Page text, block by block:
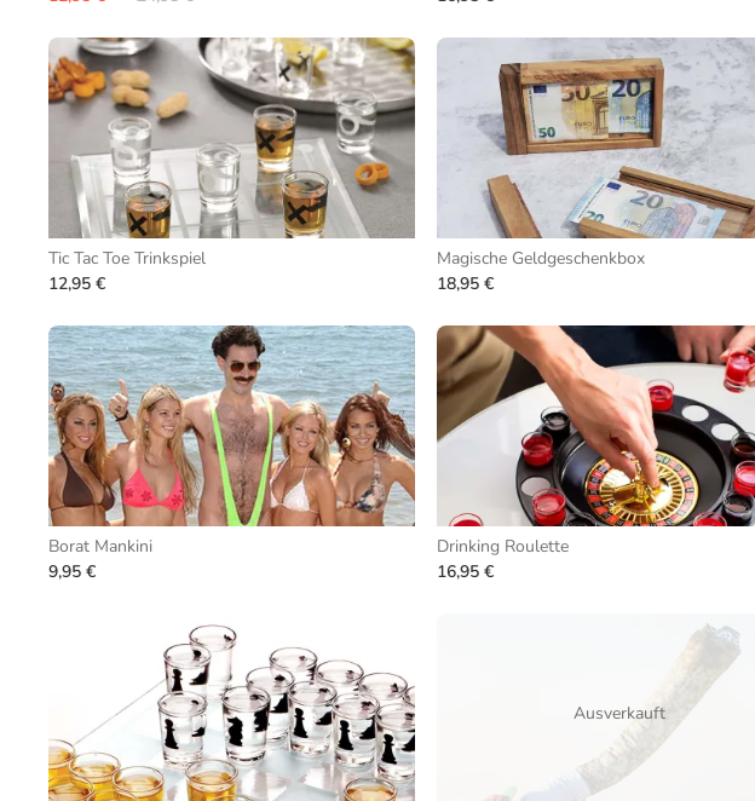
Tic Tac Toe Trinkspiel
12,95 €
Magische Geldgeschenkbox
18,95 €
Borat Mankini
9,95 €
Drinking Roulette
16,95 €
Ausverkauft